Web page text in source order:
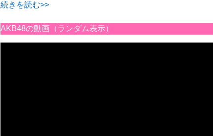
続きを読む>>
AKB48の動画（ランダム表示）